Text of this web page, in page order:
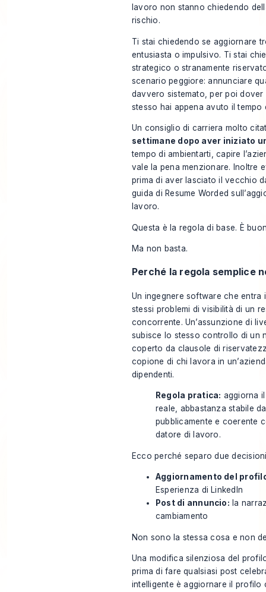
lavoro non stanno chiedendo
rischio.
Ti stai chiedendo se aggiornare
entusiasta o impulsivo. Ti stai
strategico o stranamente
scenario peggiore: annunciare
davvero sistemato, per poi
stesso hai appena avuto il tempo
Un consiglio di carriera molto
settimane dopo aver iniziato
tempo di ambientarti, capire
vale la pena menzionare. Inoltre
prima di aver lasciato il vecchio
guida di Resume Worded
lavoro.
Questa è la regola di base. È
Ma non basta.
Perché la regola semplice
Un ingegnere software che
stessi problemi di visibilità di un
concorrente. Un’assunzione di
subisce lo stesso controllo di un
coperto da clausole di
copione di chi lavora in
dipendenti.
Regola pratica: aggiorna
reale, abbastanza stabile
pubblicamente e coerente
datore di lavoro.
Ecco perché separo due
Aggiornamento del
Esperienza di LinkedIn
Post di annuncio: la
cambiamento
Non sono la stessa cosa e non
Una modifica silenziosa del
prima di fare qualsiasi post
intelligente è aggiornare il